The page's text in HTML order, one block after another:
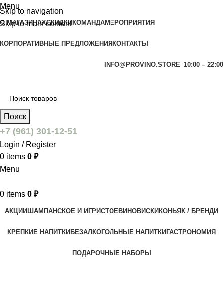
Skip to navigation
Skip to main content
Menu
О МАГАЗИНАХСКИДКИКОМАНДАМЕРОПРИЯТИЯ
КОРПОРАТИВНЫЕ ПРЕДЛОЖЕНИЯ КОНТАКТЫ
INFO@PROVINO.STORE 10:00 – 22:00
Поиск
+7 (961) 301-12-51
Login / Register
0 items 0 ₽
Menu
0 items 0 ₽
АКЦИИШАМПАНСКОЕ И ИГРИСТОЕВИНОВИСКИКОНЬЯК / БРЕНДИ
КРЕПКИЕ НАПИТКИБЕЗАЛКОГОЛЬНЫЕ НАПИТКИГАСТРОНОМИЯ
ПОДАРОЧНЫЕ НАБОРЫ